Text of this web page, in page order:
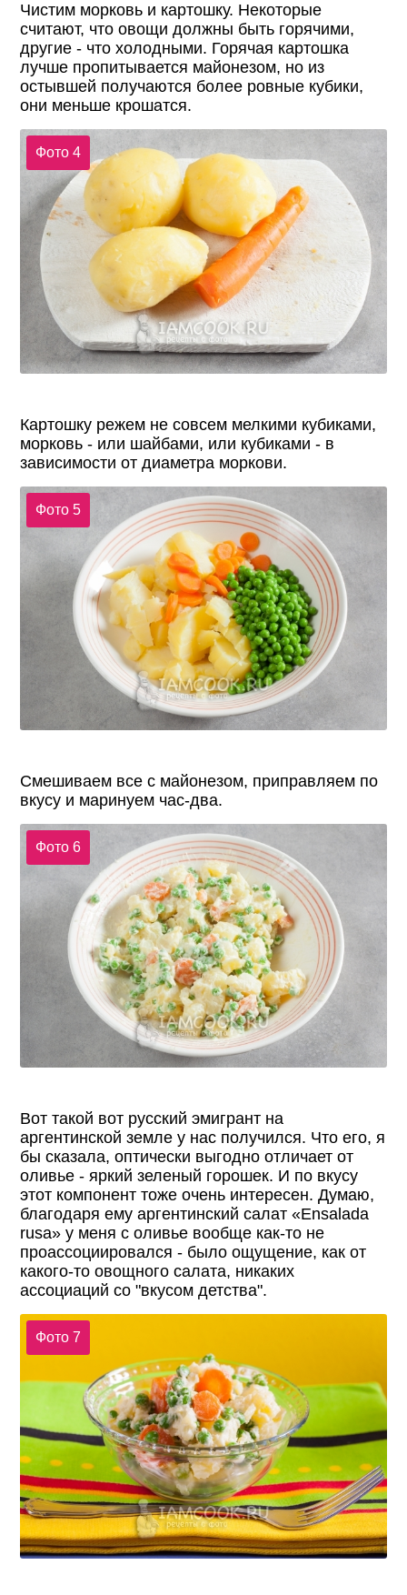
Чистим морковь и картошку. Некоторые
считают, что овощи должны быть горячими,
другие - что холодными. Горячая картошка
лучше пропитывается майонезом, но из
остывшей получаются более ровные кубики,
они меньше крошатся.
Фото 4
Картошку режем не совсем мелкими кубиками,
морковь - или шайбами, или кубиками - в
зависимости от диаметра моркови.
Фото 5
Смешиваем все с майонезом, приправляем по
вкусу и маринуем час-два.
Фото 6
Вот такой вот русский эмигрант на
аргентинской земле у нас получился. Что его, я
бы сказала, оптически выгодно отличает от
оливье - яркий зеленый горошек. И по вкусу
этот компонент тоже очень интересен. Думаю,
благодаря ему аргентинский салат «Ensalada
rusa» у меня с оливье вообще как-то не
проассоциировался - было ощущение, как от
какого-то овощного салата, никаких
ассоциаций со "вкусом детства".
Фото 7